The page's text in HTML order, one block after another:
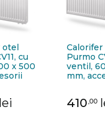
otel
cu
x 500
lei
Purmo
ventil,
mm,
410 ,00